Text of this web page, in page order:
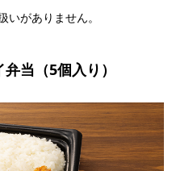
がありません。
当（5個入り）